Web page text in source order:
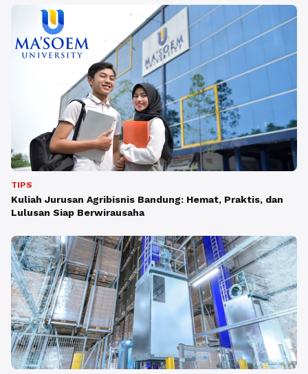
TIPS
Kuliah Jurusan Agribisnis Bandung: Hemat, Praktis, dan
Lulusan Siap Berwirausaha